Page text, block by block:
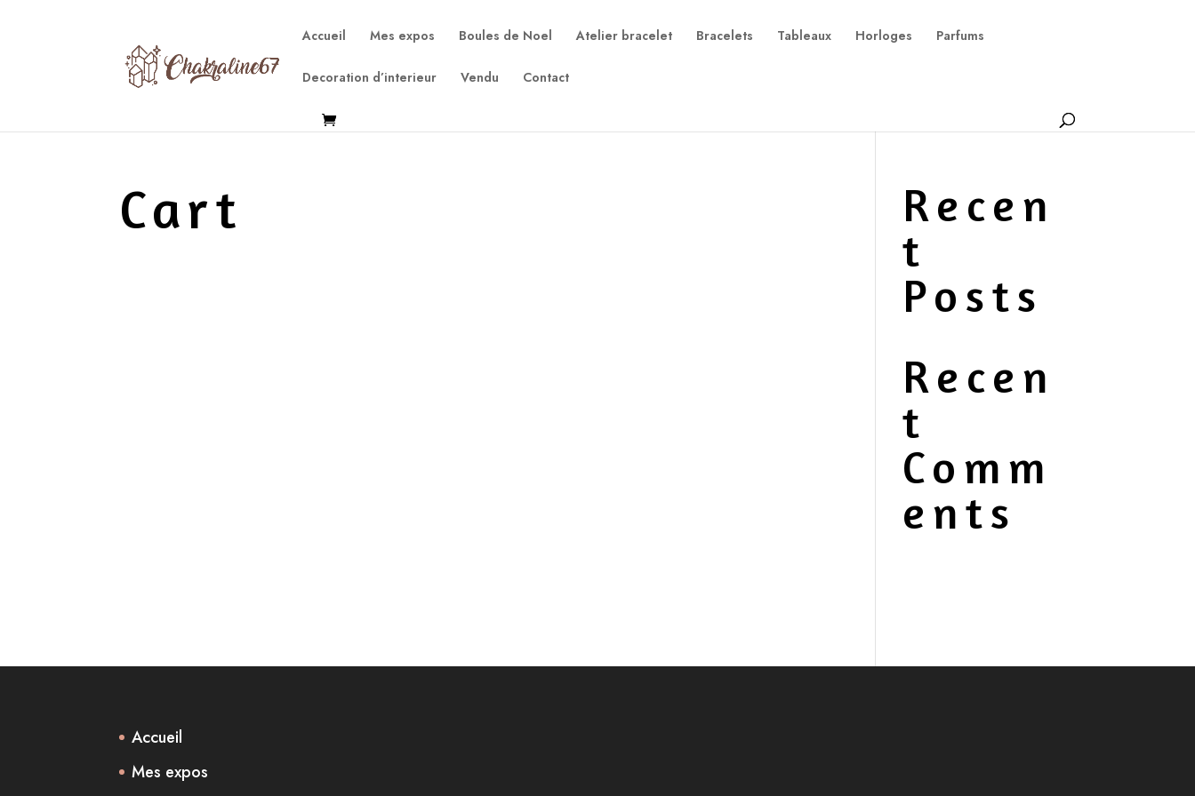
Accueil Mes expos Boules de Noel Atelier bracelet Bracelets Tableaux Horloges Parfums
Decoration d’interieur Vendu Contact
Cart
Recen
t
Posts
Recen
t
Comm
ents
Accueil
Mes expos